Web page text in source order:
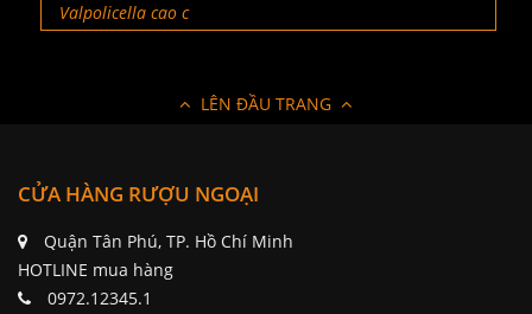
Valpolicella cao c
LÊN ĐẦU TRANG
CỬA HÀNG RƯỢU NGOẠI
Quận Tân Phú, TP. Hồ Chí Minh
HOTLINE mua hàng
0972.12345.1